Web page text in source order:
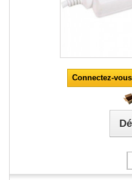
Connectez-